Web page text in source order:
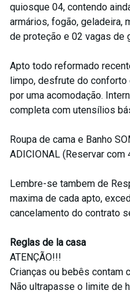
quiosque 04, contendo
armários, fogão, geladeira,
de proteção e 02 vagas de
Apto todo reformado
limpo, desfrute do conforto
por uma acomodação.
completa com utensílios
Roupa de cama e Banho
ADICIONAL (Reservar com
Lembre-se tambem de
maxima de cada apto,
cancelamento do contrato
Reglas de la casa
ATENÇÃO!!!
Crianças ou bebês contam
Não ultrapasse o limite de